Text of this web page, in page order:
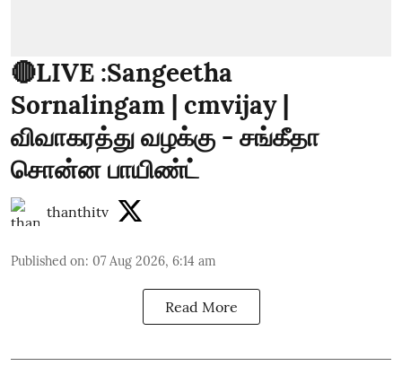
🔴LIVE :Sangeetha
Sornalingam | cmvijay |
விவாகரத்து வழக்கு - சங்கீதா
சொன்ன பாயிண்ட்
thanthitv
Published on: 07 Aug 2026, 6:14 am
Read More